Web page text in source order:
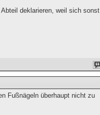
deklarieren, weil sich sonst
Fußnägeln überhaupt nicht zu